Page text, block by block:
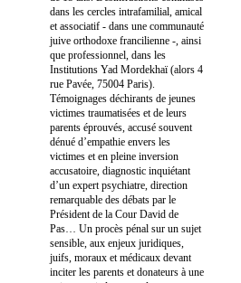
dans les cercles intrafamilial, amical
et associatif - dans une communauté
juive orthodoxe francilienne -, ainsi
que professionnel, dans les
Institutions Yad Mordekhaï (alors 4
rue Pavée, 75004 Paris).
Témoignages déchirants de jeunes
victimes traumatisées et de leurs
parents éprouvés, accusé souvent
dénué d’empathie envers les
victimes et en pleine inversion
accusatoire, diagnostic inquiétant
d’un expert psychiatre, direction
remarquable des débats par le
Président de la Cour David de
Pas… Un procès pénal sur un sujet
sensible, aux enjeux juridiques,
juifs, moraux et médicaux devant
inciter les parents et donateurs à une